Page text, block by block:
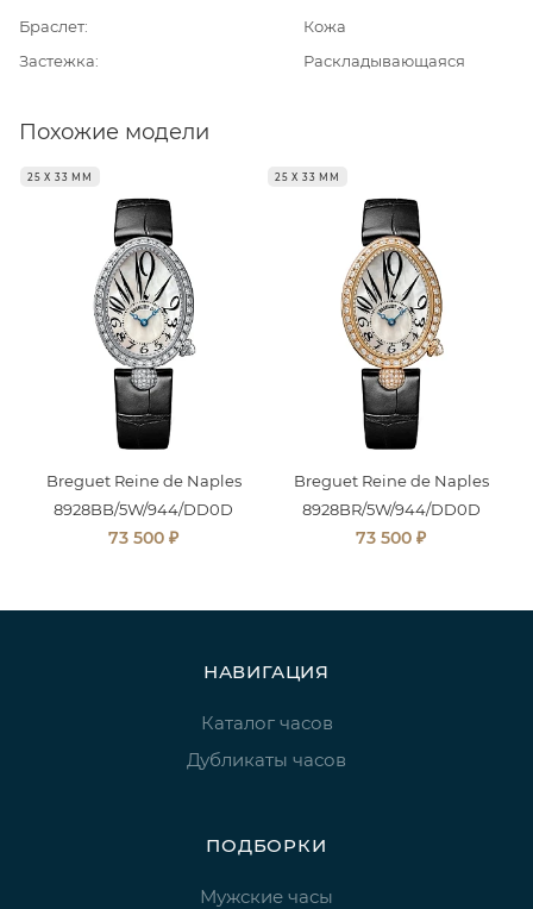
Браслет
Кожа
Застежка
Раскладывающаяся
Похожие модели
25 Х 33 ММ
Breguet Reine de Naples
8928BB/5W/944/DD0D
73 500 ₽
25 Х 33 ММ
Breguet Reine de Naples
8928BR/5W/944/DD0D
73 500 ₽
НАВИГАЦИЯ
Каталог часов
Дубликаты часов
ПОДБОРКИ
Мужские часы